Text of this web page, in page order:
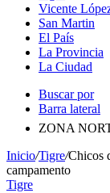
Vicente
San Martin
El País
La Provincia
La Ciudad
Buscar por
Barra lateral
ZONA
Inicio/Tigre/Chicos
campamento
Tigre